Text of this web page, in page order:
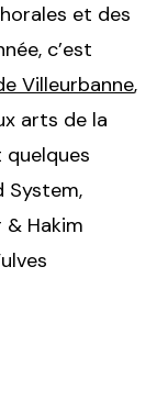
et des
c’est
Villeurbanne,
arts de la
System,
& Hakim